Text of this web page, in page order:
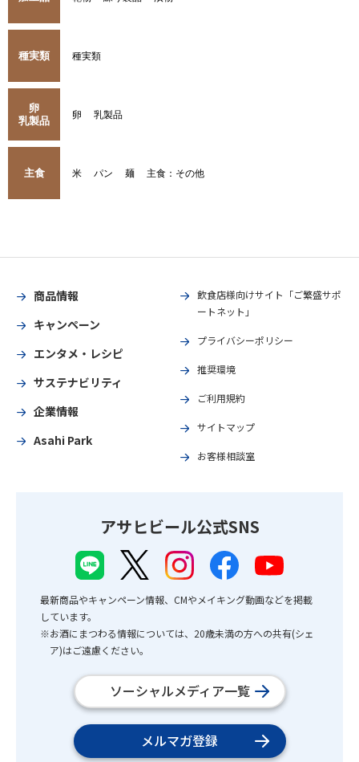
種実類 種実類
卵
乳製品
卵 乳製品
主食 米 パン 麺 主食：その他
商品情報
キャンペーン
エンタメ・レシピ
サステナビリティ
企業情報
Asahi Park
飲食店様向けサイト「ご繁盛サポ
ートネット」
プライバシーポリシー
推奨環境
ご利用規約
サイトマップ
お客様相談室
アサヒビール公式SNS
最新商品やキャンペーン情報、CMやメイキング動画などを掲載
しています。
※お酒にまつわる情報については、20歳未満の方への共有(シェ
ア)はご遠慮ください。
ソーシャルメディア一覧
メルマガ登録